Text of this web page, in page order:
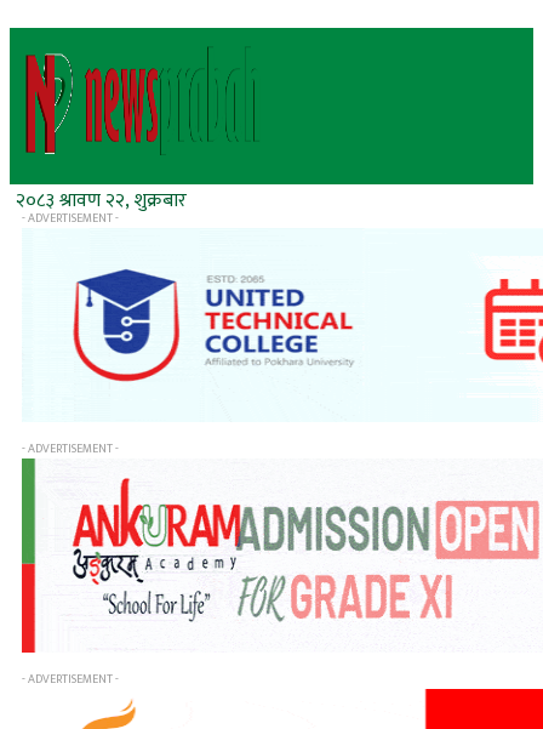
२०८३ श्रावण २२, शुक्रबार
- ADVERTISEMENT -
- ADVERTISEMENT -
- ADVERTISEMENT -